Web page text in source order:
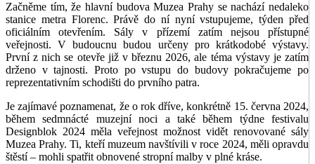
Začněme tím, že hlavní budova Muzea Prahy se nachází nedaleko
stanice metra Florenc. Právě do ní nyní vstupujeme, týden před
oficiálním otevřením. Sály v přízemí zatím nejsou přístupné
veřejnosti. V budoucnu budou určeny pro krátkodobé výstavy.
První z nich se otevře již v březnu 2026, ale téma výstavy je zatím
drženo v tajnosti. Proto po vstupu do budovy pokračujeme po
reprezentativním schodišti do prvního patra.
Je zajímavé poznamenat, že o rok dříve, konkrétně 15. června 2024,
během sedmnácté muzejní noci a také během týdne festivalu
Designblok 2024 měla veřejnost možnost vidět renovované sály
Muzea Prahy. Ti, kteří muzeum navštívili v roce 2024, měli opravdu
štěstí – mohli spatřit obnovené stropní malby v plné kráse.